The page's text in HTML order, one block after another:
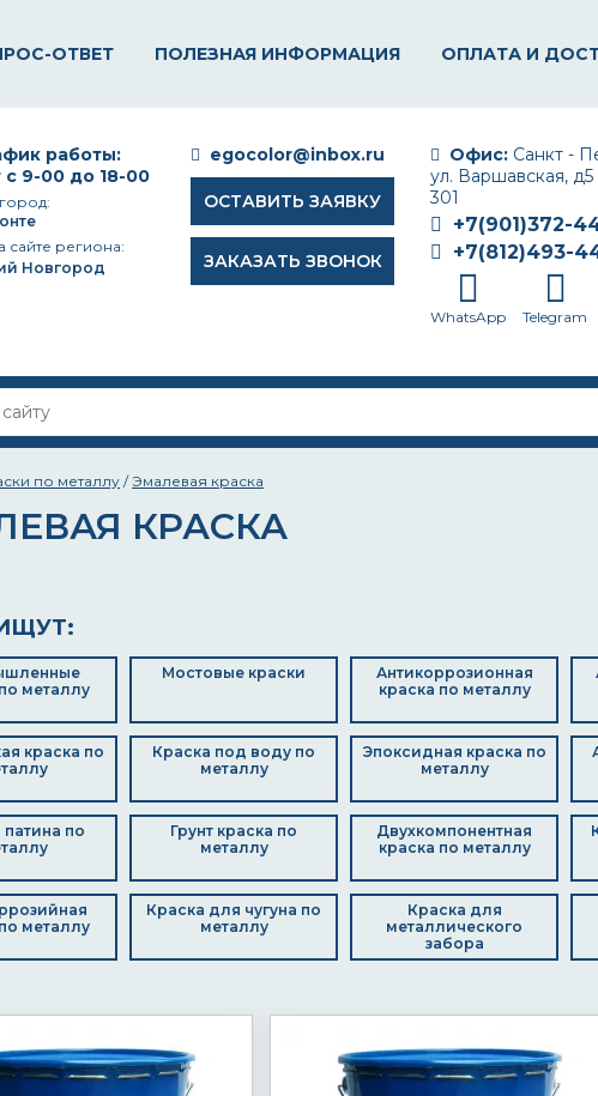
ОТВЕТ ПОЛЕЗНАЯ ИНФОРМАЦИЯ ОПЛАТА И
Офис: Санкт -
ул. Варшавская,
301
+7(901)372-
+7(812)493-
WhatsApp Telegram
egocolor@inbox.ru
ОСТАВИТЬ ЗАЯВКУ
ЗАКАЗАТЬ ЗВОНОК
работы:
с 9-00 до 18-00
сайте региона:
Новгород
по металлу /Эмалевая краска
КРАСКА
металлу
Мостовые краски
Антикоррозионная
краска по металлу
краска по
Краска под воду по
металлу
Эпоксидная краска по
металлу
патина по
Грунт краска по
металлу
Двухкомпонентная
краска по металлу
металлу
Краска для чугуна по
металлу
Краска для
металлического
забора